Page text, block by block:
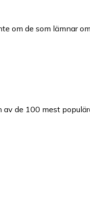
om de som lämnar
av de 100 mest